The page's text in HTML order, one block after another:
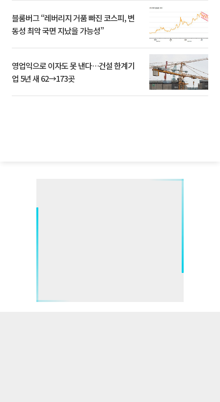
블룸버그 “레버리지 거품 빠진 코스피, 변
동성 최악 국면 지났을 가능성”
영업익으로 이자도 못 낸다…건설 한계기
업 5년 새 62→173곳